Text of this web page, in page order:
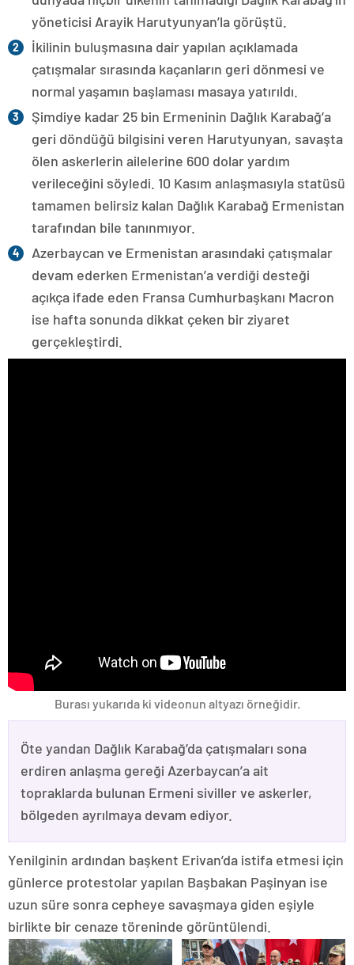
yöneticisi Arayik Harutyunyan’la görüştü.
İkilinin buluşmasına dair yapılan açıklamada
çatışmalar sırasında kaçanların geri dönmesi ve
normal yaşamın başlaması masaya yatırıldı.
Şimdiye kadar 25 bin Ermeninin Dağlık Karabağ’a
geri döndüğü bilgisini veren Harutyunyan, savaşta
ölen askerlerin ailelerine 600 dolar yardım
verileceğini söyledi. 10 Kasım anlaşmasıyla statüsü
tamamen belirsiz kalan Dağlık Karabağ Ermenistan
tarafından bile tanınmıyor.
Azerbaycan ve Ermenistan arasındaki çatışmalar
devam ederken Ermenistan’a verdiği desteği
açıkça ifade eden Fransa Cumhurbaşkanı Macron
ise hafta sonunda dikkat çeken bir ziyaret
gerçekleştirdi.
Burası yukarıda ki videonun altyazı örneğidir.
Öte yandan Dağlık Karabağ’da çatışmaları sona
erdiren anlaşma gereği Azerbaycan’a ait
topraklarda bulunan Ermeni siviller ve askerler,
bölgeden ayrılmaya devam ediyor.
Yenilginin ardından başkent Erivan’da istifa etmesi için
günlerce protestolar yapılan Başbakan Paşinyan ise
uzun süre sonra cepheye savaşmaya giden eşiyle
birlikte bir cenaze töreninde görüntülendi.